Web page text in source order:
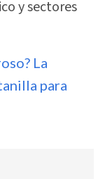
y sectores
La
para